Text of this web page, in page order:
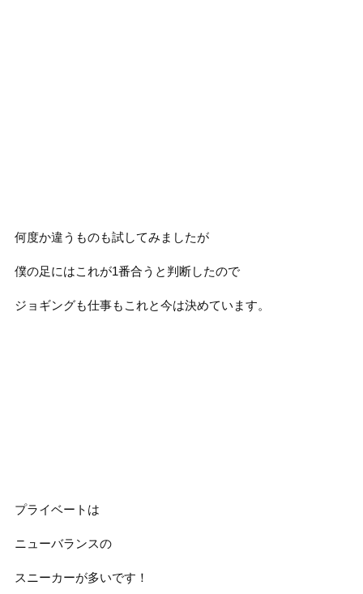
何度か違うものも試してみましたが
僕の足にはこれが1番合うと判断したので
ジョギングも仕事もこれと今は決めています。
プライベートは
ニューバランスの
スニーカーが多いです！